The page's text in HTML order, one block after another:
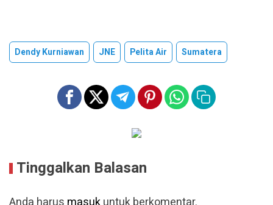
Dendy Kurniawan JNE Pelita Air Sumatera
Tinggalkan Balasan